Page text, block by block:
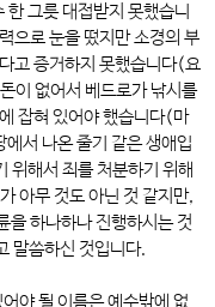
그릇 대접받지 못했습니
으로 눈을 떴지만 소경의 부
고 증거하지 못했습니다(요
이 없어서 베드로가 낚시를
잡혀 있어야 했습니다(마
서 나온 줄기 같은 생애입
위해서 죄를 처분하기 위해
아무 것도 아닌 것 같지만,
을 하나하나 진행하시는 것
말씀하신 것입니다.
야 될 이름은 예수밖에 없